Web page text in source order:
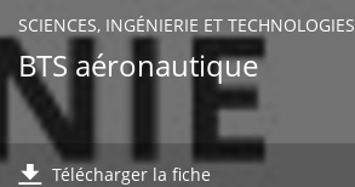
SCIENCES, INGÉNIERIE ET TECHNOLOGIES
BTS aéronautique
Télécharger la fiche